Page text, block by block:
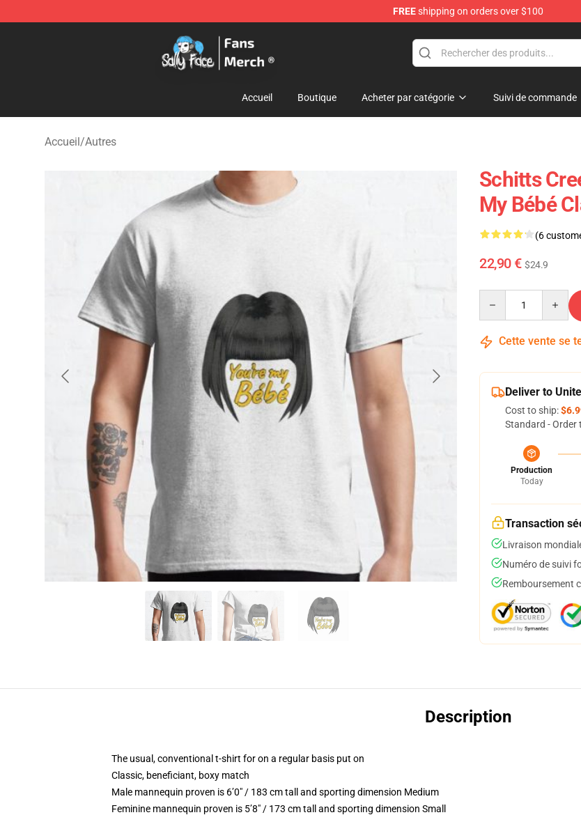
FREEshipping on orders over $100
Sally Face Store - Official Sally Face Merchandise Shop
Accueil Boutique Acheter par catégorie Suivi de commande
Accueil/Autres
Schitts
My Bébé
(6
22,90 € $24.9
Cette vente se
Deliver to
Cost to ship:
Standard - Order
Production
Today
Transaction
Livraison
Numéro de suivi
Remboursement
Description
The usual, conventional t-shirt for on a regular basis put on
Classic, beneficiant, boxy match
Male mannequin proven is 6’0″ / 183 cm tall and sporting dimension Medium
Feminine mannequin proven is 5’8″ / 173 cm tall and sporting dimension Small